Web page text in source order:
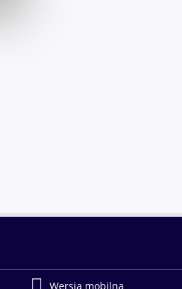
Wersja mobilna